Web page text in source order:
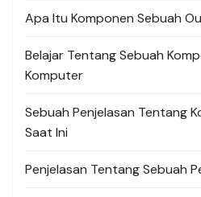
Apa Itu Komponen Sebuah
Belajar Tentang Sebuah
Komputer
Sebuah Penjelasan Tentang
Saat Ini
Penjelasan Tentang Sebuah